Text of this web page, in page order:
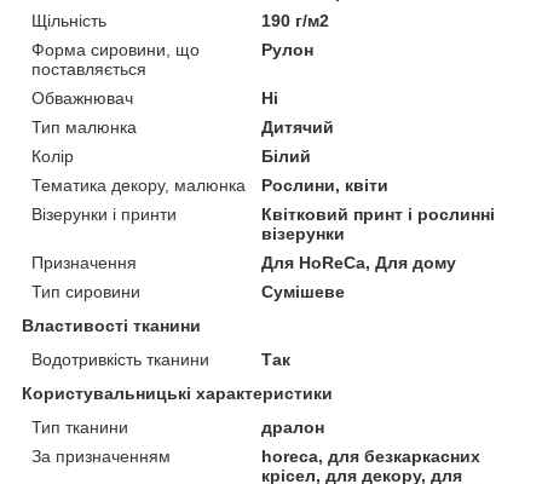
Щільність
190 г/м2
Форма сировини, що
поставляється
Рулон
Обважнювач
Ні
Тип малюнка
Дитячий
Колір
Білий
Тематика декору, малюнка
Рослини, квіти
Візерунки і принти
Квітковий принт і рослинні
візерунки
Призначення
Для HoReCa, Для дому
Тип сировини
Сумішеве
Властивості тканини
Водотривкість тканини
Так
Користувальницькі характеристики
Тип тканини
дралон
За призначенням
horeca, для безкаркасних
крісел, для декору, для